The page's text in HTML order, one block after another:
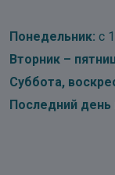
Понедельник: с
Вторник –
Суббота,
Последний день